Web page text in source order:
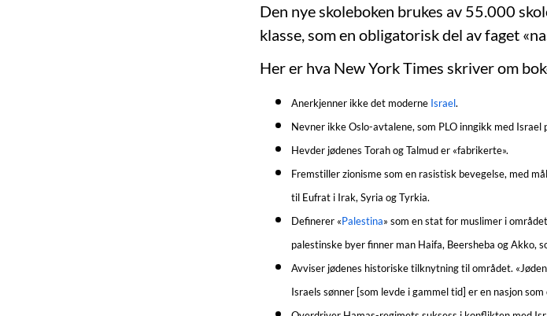
Den nye skoleboken brukes av 55.000
klasse, som en obligatorisk del av faget
Her er hva New York Times skriver om
Anerkjenner ikke det moderne Israel.
Nevner ikke Oslo-avtalene, som PLO inngikk med
Hevder jødenes Torah og Talmud er «fabrikerte».
Fremstiller zionisme som en rasistisk bevegelse, med
til Eufrat i Irak, Syria og Tyrkia.
Definerer «Palestina» som en stat for muslimer i
palestinske byer finner man Haifa, Beersheba og Akko,
Avviser jødenes historiske tilknytning til området.
Israels sønner [som levde i gammel tid] er en nasjon